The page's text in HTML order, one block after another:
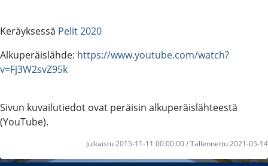
Keräyksessä Pelit 2020
Alkuperäislähde: https://www.youtube.com/watch?
v=Fj3W2svZ95k
Sivun kuvailutiedot ovat peräisin alkuperäislähteestä
(YouTube).
Julkaistu 2015-11-11 00:00:00 / Tallennettu 2021-05-14